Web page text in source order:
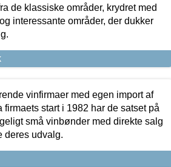
de klassiske områder, krydret med
interessante områder, der dukker
vinfirmaer med egen import af
start i 1982 har de satset på
små vinbønder med direkte salg
deres udvalg.